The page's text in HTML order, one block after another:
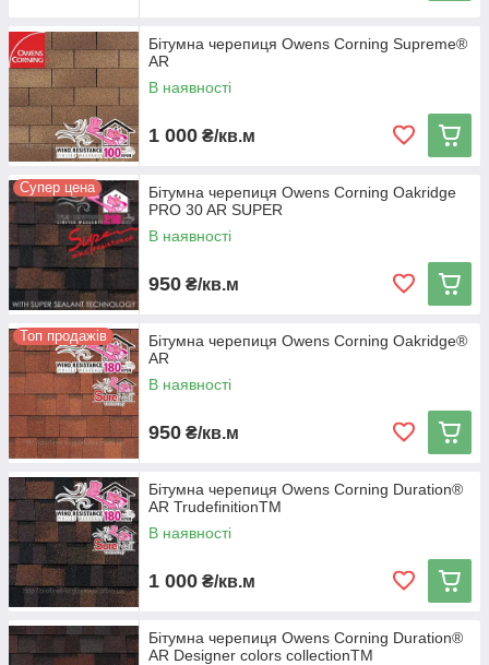
Бітумна черепиця Owens Corning Supreme®
AR
В наявності
1 000 ₴/кв.м
Супер цена
Бітумна черепиця Owens Corning Oakridge
PRO 30 AR SUPER
В наявності
950 ₴/кв.м
Топ продажів
Бітумна черепиця Owens Corning Oakridge®
AR
В наявності
950 ₴/кв.м
Бітумна черепиця Owens Corning Duration®
AR TrudefinitionTM
В наявності
1 000 ₴/кв.м
Бітумна черепиця Owens Corning Duration®
AR Designer colors collectionTM